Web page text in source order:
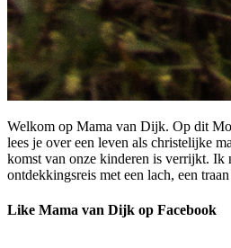
Welkom op Mama van Dijk. Op dit
lees je over een leven als christelijke
komst van onze kinderen is verrijkt. Ik
ontdekkingsreis met een lach, een
Like Mama van Dijk op Facebook